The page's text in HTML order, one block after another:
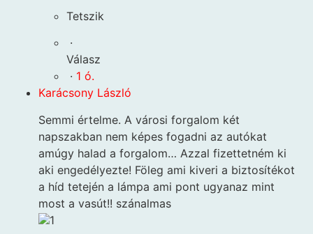
Tetszik
·
Válasz
· 1 ó.
Karácsony László
Semmi értelme. A városi forgalom két
napszakban nem képes fogadni az autókat
amúgy halad a forgalom… Azzal fizettetném ki
aki engedélyezte! Föleg ami kiveri a biztosítékot
a híd tetején a lámpa ami pont ugyanaz mint
most a vasút!! szánalmas
1